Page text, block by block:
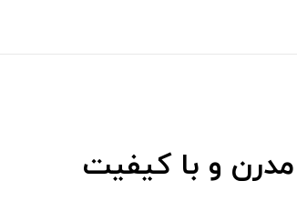
و با کیفیت